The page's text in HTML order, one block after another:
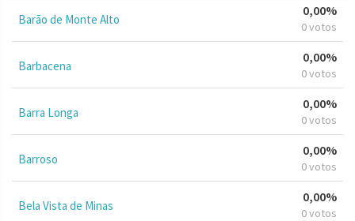
Barão de Monte Alto
0,00%
0 votos
Barbacena
0,00%
0 votos
Barra Longa
0,00%
0 votos
Barroso
0,00%
0 votos
Bela Vista de Minas
0,00%
0 votos